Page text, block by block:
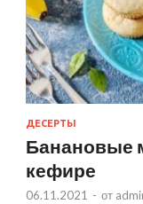
ДЕСЕРТЫ
Банановые
кефире
06.11.2021 - от